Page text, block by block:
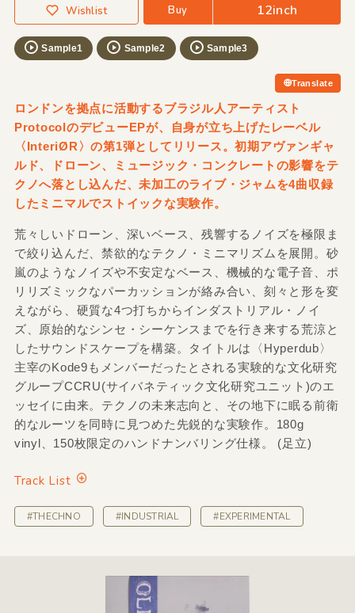
Wishlist Buy 12inch
Sample1 Sample2 Sample3
Translate
ロンドンを拠点に活動するブラジル人アーティスト
ProtocolのデビューEPが、自身が立ち上げたレーベル
〈InteriØR〉の第1弾としてリリース。初期アヴァンギャ
ルド、ドローン、ミュージック・コンクレートの影響をテ
クノへ落とし込んだ、未加工のライブ・ジャムを4曲収録
したミニマルでストイックな実験作。
荒々しいドローン、深いベース、残響するノイズを極限ま
で絞り込んだ、禁欲的なテクノ・ミニマリズムを展開。砂
嵐のようなノイズや不安定なベース、機械的な電子音、ポ
リリズミックなパーカッションが絡み合い、刻々と形を変
えながら、硬質な4つ打ちからインダストリアル・ノイ
ズ、原始的なシンセ・シーケンスまでを行き来する荒涼と
したサウンドスケープを構築。タイトルは〈Hyperdub〉
主宰のKode9もメンバーだったとされる実験的な文化研究
グループCCRU(サイバネティック文化研究ユニット)のエ
ッセイに由来。テクノの未来志向と、その地下に眠る前衛
的なルーツを同時に見つめた先鋭的な実験作。180g
vinyl、150枚限定のハンドナンバリング仕様。 (足立)
Track List
#THECHNO #INDUSTRIAL #EXPERIMENTAL